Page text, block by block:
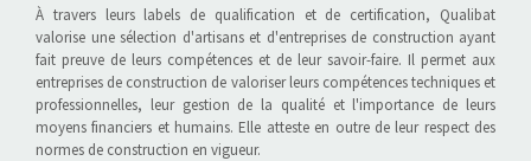
À travers leurs labels de qualification et de certification, Qualibat
valorise une sélection d'artisans et d'entreprises de construction ayant
fait preuve de leurs compétences et de leur savoir-faire. Il permet aux
entreprises de construction de valoriser leurs compétences techniques et
professionnelles, leur gestion de la qualité et l'importance de leurs
moyens financiers et humains. Elle atteste en outre de leur respect des
normes de construction en vigueur.